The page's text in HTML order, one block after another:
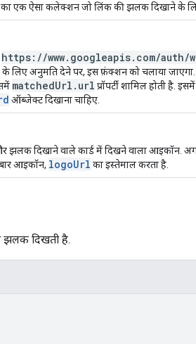
एक ऐसा कलेक्शन जो लिंक की झलक दिखाने के
https: //www. googleapis. com/auth/
के लिए अनुमति देने पर, इस फ़ंक्शन को चलाया
matchedUrl . url प्रॉपर्टी शामिल होती
ऑब्जेक्ट दिखाना चाहिए.
झलक दिखाने वाले कार्ड में दिखने वाला आइकॉन.
आइकॉन, logoUrl का इस्तेमाल करता है.
झलक दिखती है.